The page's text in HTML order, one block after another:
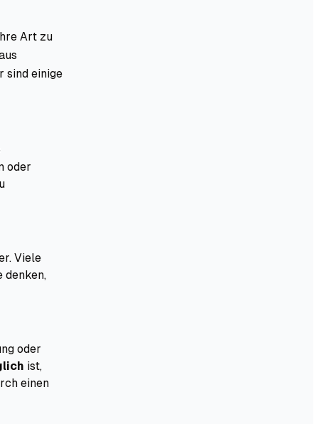
Art zu
sind einige
oder
Viele
denken,
oder
ist,
einen